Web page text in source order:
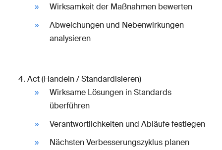
Wirksamkeit der Maßnahmen bewerten
Abweichungen und Nebenwirkungen
analysieren
Act (Handeln / Standardisieren)
Wirksame Lösungen in Standards
überführen
Verantwortlichkeiten und Abläufe festlegen
Nächsten Verbesserungszyklus planen